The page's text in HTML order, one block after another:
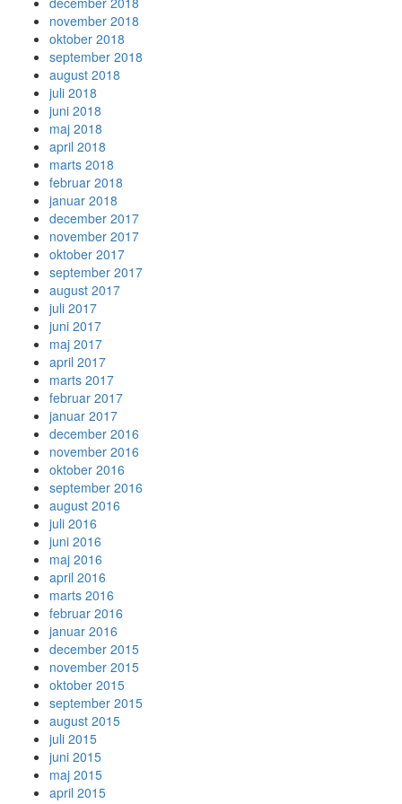
november 2018
oktober 2018
september 2018
august 2018
juli 2018
juni 2018
maj 2018
april 2018
marts 2018
februar 2018
januar 2018
december 2017
november 2017
oktober 2017
september 2017
august 2017
juli 2017
juni 2017
maj 2017
april 2017
marts 2017
februar 2017
januar 2017
december 2016
november 2016
oktober 2016
september 2016
august 2016
juli 2016
juni 2016
maj 2016
april 2016
marts 2016
februar 2016
januar 2016
december 2015
november 2015
oktober 2015
september 2015
august 2015
juli 2015
juni 2015
maj 2015
april 2015